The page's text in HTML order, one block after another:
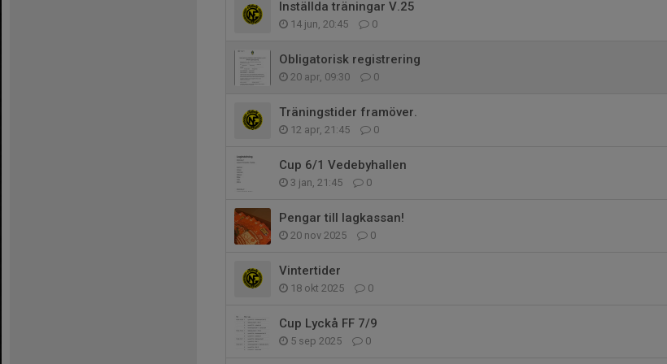
Inställda träningar V.25
14 jun, 20:45 0
Obligatorisk registrering
20 apr, 09:30 0
Träningstider framöver.
12 apr, 21:45 0
Cup 6/1 Vedebyhallen
3 jan, 21:45 0
Pengar till lagkassan!
20 nov 2025 0
Vintertider
18 okt 2025 0
Cup Lyckå FF 7/9
5 sep 2025 0